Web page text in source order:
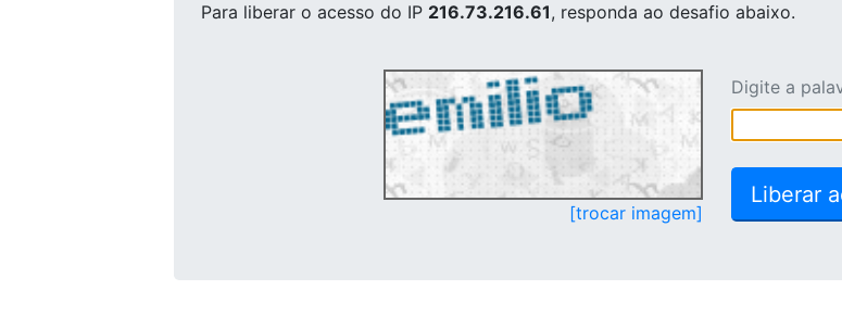
Para liberar o acesso do IP 216.73.216.61, responda ao desafio abaixo.
[trocar imagem]
Digite a